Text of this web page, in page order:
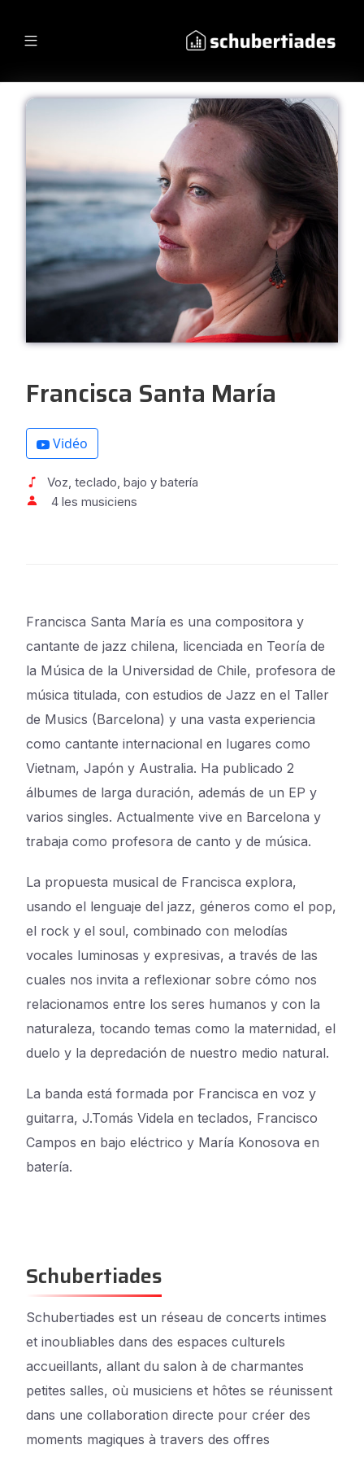
Francisca Santa María
Vidéo
Voz, teclado, bajo y batería
4 les musiciens
Francisca Santa María es una compositora y
cantante de jazz chilena, licenciada en Teoría de
la Música de la Universidad de Chile, profesora de
música titulada, con estudios de Jazz en el Taller
de Musics (Barcelona) y una vasta experiencia
como cantante internacional en lugares como
Vietnam, Japón y Australia. Ha publicado 2
álbumes de larga duración, además de un EP y
varios singles. Actualmente vive en Barcelona y
trabaja como profesora de canto y de música.
La propuesta musical de Francisca explora,
usando el lenguaje del jazz, géneros como el pop,
el rock y el soul, combinado con melodías
vocales luminosas y expresivas, a través de las
cuales nos invita a reflexionar sobre cómo nos
relacionamos entre los seres humanos y con la
naturaleza, tocando temas como la maternidad, el
duelo y la depredación de nuestro medio natural.
La banda está formada por Francisca en voz y
guitarra, J.Tomás Videla en teclados, Francisco
Campos en bajo eléctrico y María Konosova en
batería.
Schubertiades
Schubertiades est un réseau de concerts intimes
et inoubliables dans des espaces culturels
accueillants, allant du salon à de charmantes
petites salles, où musiciens et hôtes se réunissent
dans une collaboration directe pour créer des
moments magiques à travers des offres